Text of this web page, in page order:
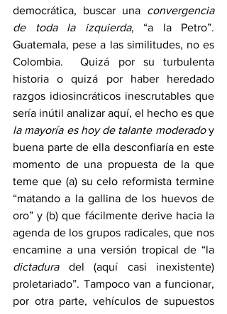
democrática, buscar una convergencia
de toda la izquierda, “a la Petro”.
Guatemala, pese a las similitudes, no es
Colombia.  Quizá por su turbulenta
historia o quizá por haber heredado
razgos idiosincráticos inescrutables que
la mayoría es hoy de talante moderado y
buena parte de ella desconfiaría en este
momento de una propuesta de la que
teme que (a) su celo reformista termine
“matando a la gallina de los huevos de
oro” y (b) que fácilmente derive hacia la
agenda de los grupos radicales, que nos
dictadura del (aquí casi inexistente)
proletariado”. Tampoco van a funcionar,
por otra parte, vehículos de supuestos